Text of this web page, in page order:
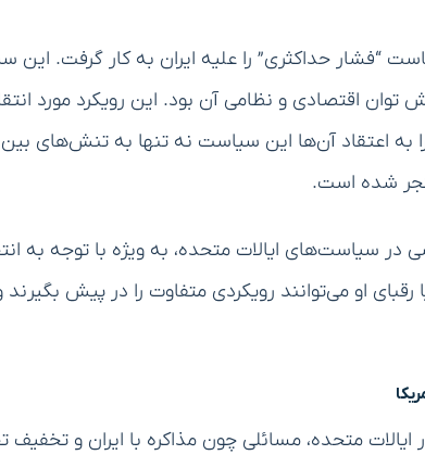
“فشار حداکثری” را علیه ایران به کار گرفت. این
توان اقتصادی و نظامی آن بود. این رویکرد مورد
به اعتقاد آن‌ها این سیاست نه تنها به تنش‌های
شده است.
در سیاست‌های ایالات متحده، به ویژه با توجه به
ترامپ یا رقبای او می‌توانند رویکردی متفاوت را در پیش
نزدیک شدن به انتخابات ریاست‌جمهوری ۲۰۲۴ در ایالات متحده، مسائلی چون مذاکره با ایران و